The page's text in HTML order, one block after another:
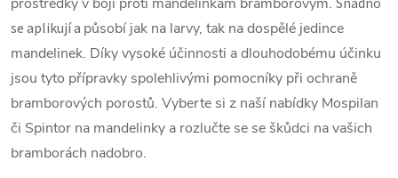
se aplikují a působí jak na larvy, tak na dospělé jedince
mandelinek. Díky vysoké účinnosti a dlouhodobému účinku
jsou tyto přípravky spolehlivými pomocníky při ochraně
bramborových porostů. Vyberte si z naší nabídky Mospilan
či Spintor na mandelinky a rozlučte se se škůdci na vašich
bramborách nadobro.